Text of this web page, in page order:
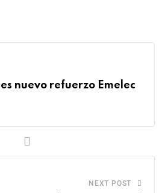
nuevo refuerzo Emelec
NEXT POST